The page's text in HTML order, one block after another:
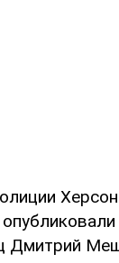
Дмитрий